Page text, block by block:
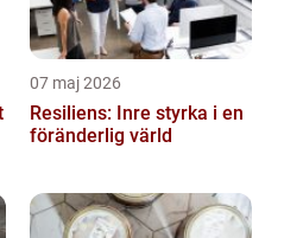
07 maj 2026
Resiliens: Inre styrka i en
föränderlig värld